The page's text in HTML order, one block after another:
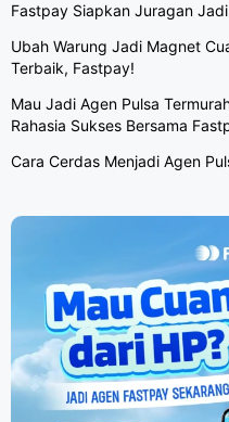
Fastpay Siapkan Juragan
Ubah Warung Jadi Magnet
Terbaik, Fastpay!
Mau Jadi Agen Pulsa
Rahasia Sukses Bersama
Cara Cerdas Menjadi Agen